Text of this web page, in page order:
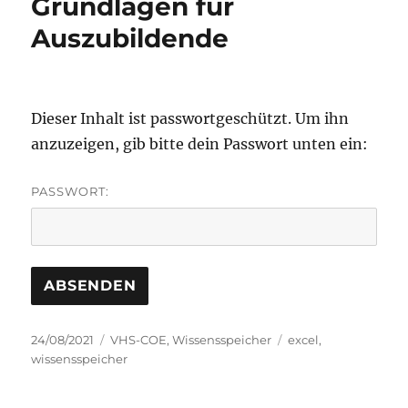
Grundlagen für
Auszubildende
Dieser Inhalt ist passwortgeschützt. Um ihn
anzuzeigen, gib bitte dein Passwort unten ein:
PASSWORT:
Veröffentlicht
am
24/08/2021 Kategorien
VHS-COE,Wissensspeicher Schlagwörter
excel,
wissensspeicher